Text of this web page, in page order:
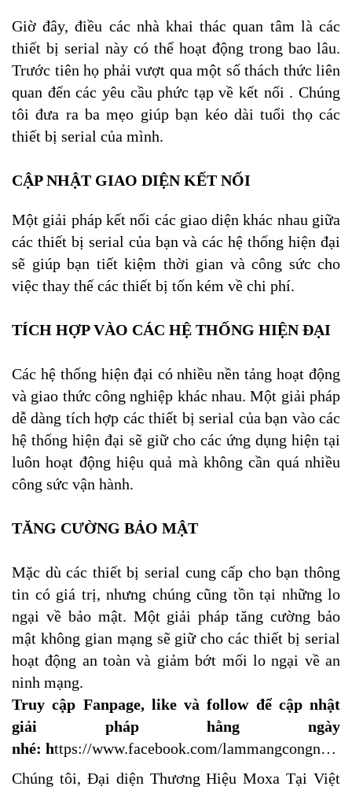
Giờ đây, điều các nhà khai thác quan tâm là các
thiết bị serial này có thể hoạt động trong bao lâu.
Trước tiên họ phải vượt qua một số thách thức liên
quan đến các yêu cầu phức tạp về kết nối . Chúng
tôi đưa ra ba mẹo giúp bạn kéo dài tuổi thọ các
thiết bị serial của mình.
CẬP NHẬT GIAO DIỆN KẾT NỐI
Một giải pháp kết nối các giao diện khác nhau giữa
các thiết bị serial của bạn và các hệ thống hiện đại
sẽ giúp bạn tiết kiệm thời gian và công sức cho
việc thay thế các thiết bị tốn kém về chi phí.
TÍCH HỢP VÀO CÁC HỆ THỐNG HIỆN ĐẠI
Các hệ thống hiện đại có nhiều nền tảng hoạt động
và giao thức công nghiệp khác nhau. Một giải pháp
dễ dàng tích hợp các thiết bị serial của bạn vào các
hệ thống hiện đại sẽ giữ cho các ứng dụng hiện tại
luôn hoạt động hiệu quả mà không cần quá nhiều
công sức vận hành.
TĂNG CƯỜNG BẢO MẬT
Mặc dù các thiết bị serial cung cấp cho bạn thông
tin có giá trị, nhưng chúng cũng tồn tại những lo
ngại về bảo mật. Một giải pháp tăng cường bảo
mật không gian mạng sẽ giữ cho các thiết bị serial
hoạt động an toàn và giảm bớt mối lo ngại về an
ninh mạng.
Truy cập Fanpage, like và follow để cập nhật
giải pháp hằng ngày
nhé: https://www.facebook.com/lammangcongn…
Chúng tôi, Đại diện Thương Hiệu Moxa Tại Việt